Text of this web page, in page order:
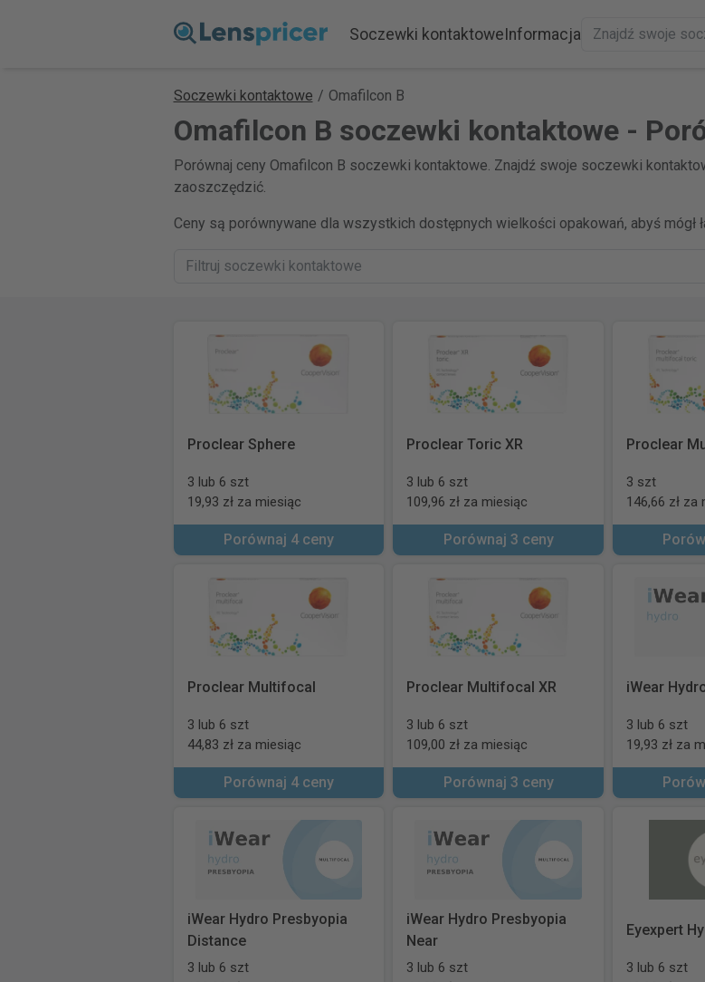
Soczewki kontaktoweInformacja
Soczewki kontaktowe / Omafilcon B
Omafilcon B soczewki kontaktowe -
Porównaj ceny Omafilcon B soczewki kontaktowe. Znajdź swoje soczewki
zaoszczędzić.
Ceny są porównywane dla wszystkich dostępnych wielkości opakowań, abyś mógł
Proclear Sphere
3 lub 6 szt
19,93 zł za miesiąc
Porównaj 4 ceny
Proclear Toric XR
3 lub 6 szt
109,96 zł za miesiąc
Porównaj 3 ceny
Proclear
3 szt
146,66 zł za
Proclear Multifocal
3 lub 6 szt
44,83 zł za miesiąc
Porównaj 4 ceny
Proclear Multifocal XR
3 lub 6 szt
109,00 zł za miesiąc
Porównaj 3 ceny
iWear
3 lub 6 szt
19,93 zł za
iWear Hydro Presbyopia
Distance
3 lub 6 szt
iWear Hydro Presbyopia
Near
3 lub 6 szt
Eyexpert
3 lub 6 szt